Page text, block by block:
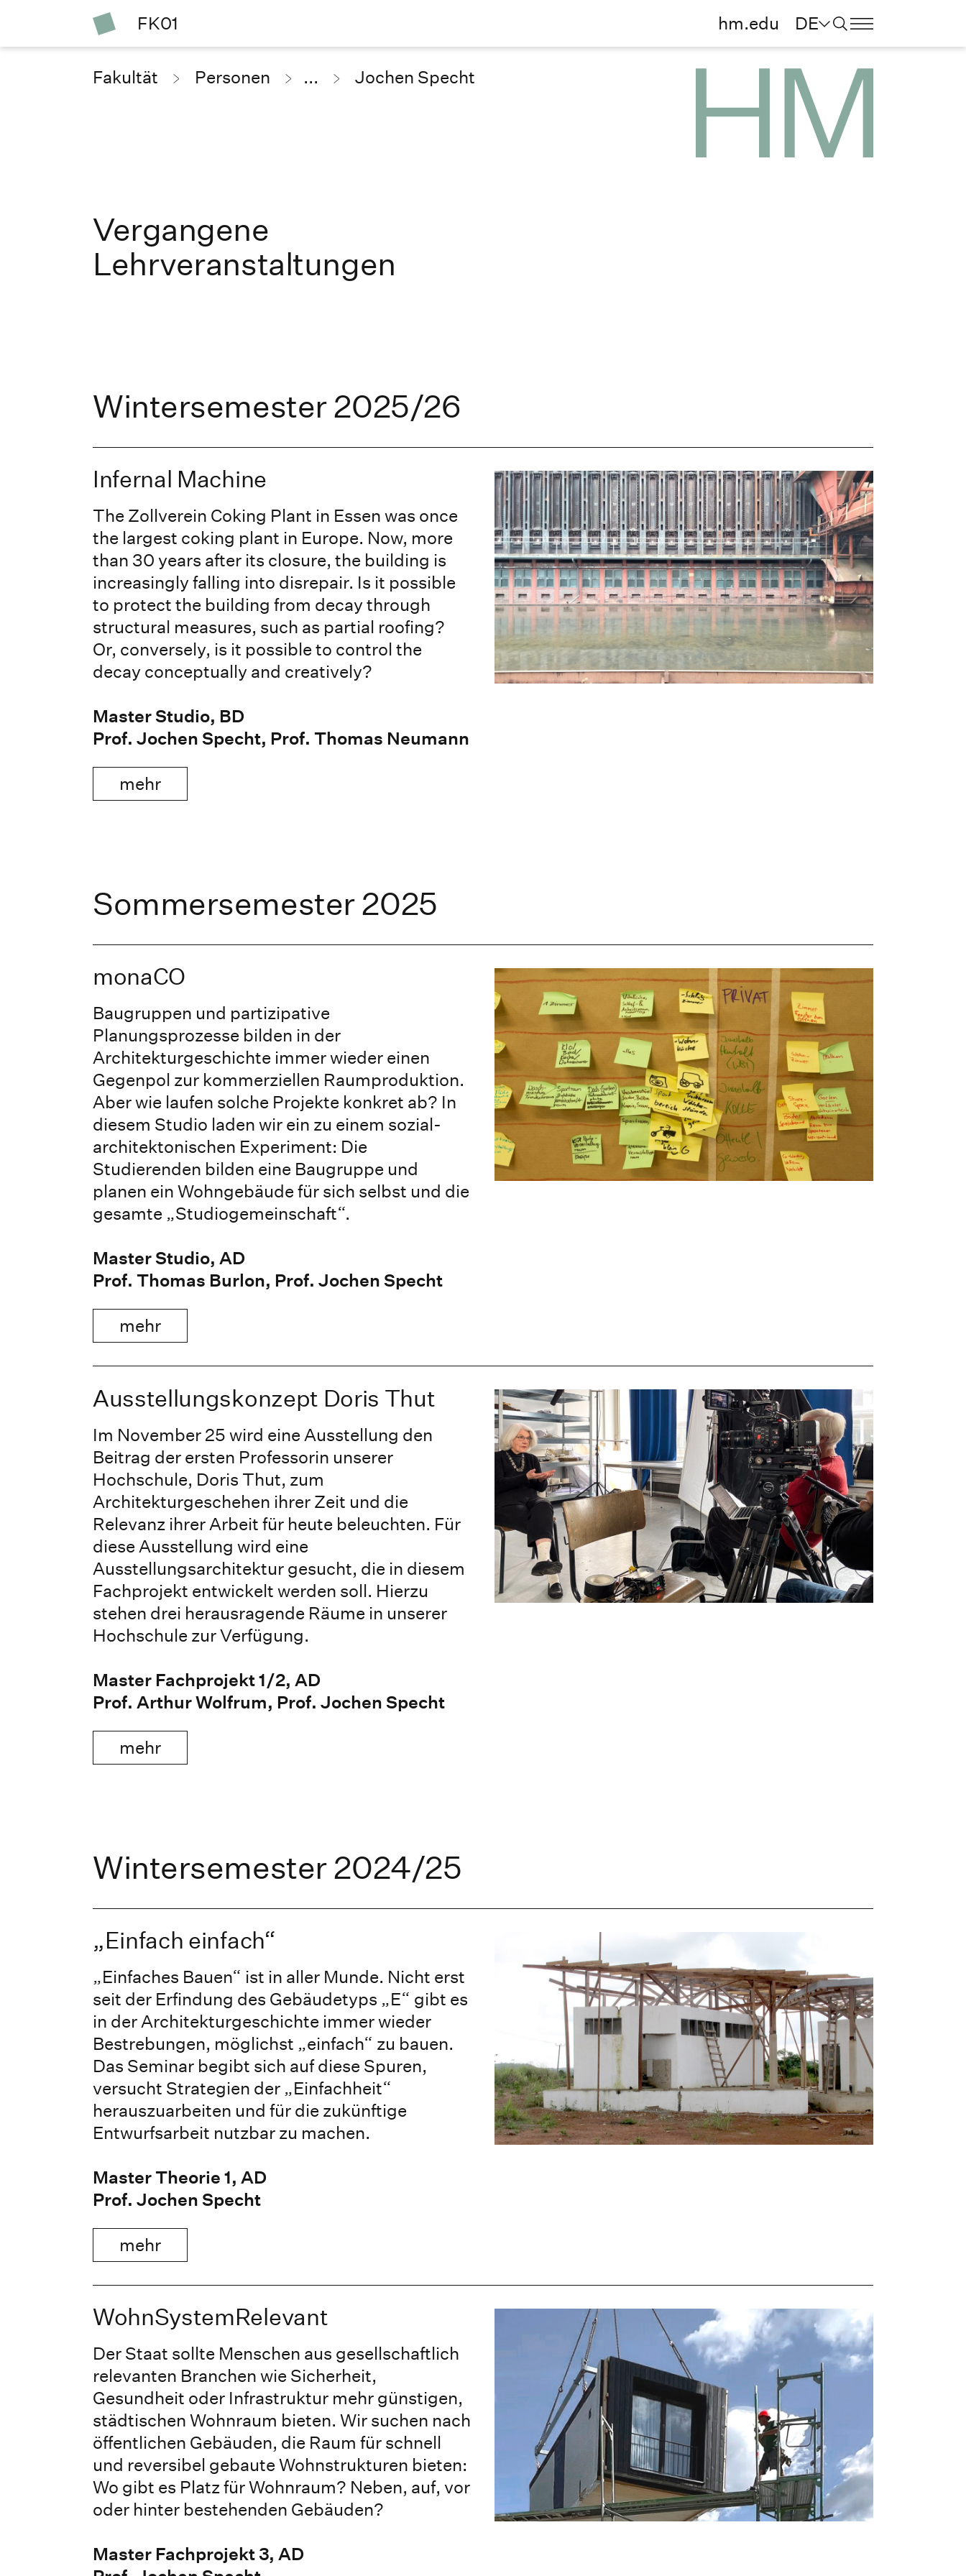
FK01 hm.edu DE
Fakultät Personen ... Jochen Specht
Vergangene
Lehrveranstaltungen
Wintersemester 2025/26
Infernal Machine
The Zollverein Coking Plant in Essen was once
the largest coking plant in Europe. Now, more
than 30 years after its closure, the building is
increasingly falling into disrepair. Is it possible
to protect the building from decay through
structural measures, such as partial roofing?
Or, conversely, is it possible to control the
decay conceptually and creatively?
Master Studio, BD
Prof. Jochen Specht, Prof. Thomas Neumann
mehr
Sommersemester 2025
monaCO
Baugruppen und partizipative
Planungsprozesse bilden in der
Architekturgeschichte immer wieder einen
Gegenpol zur kommerziellen Raumproduktion.
Aber wie laufen solche Projekte konkret ab? In
diesem Studio laden wir ein zu einem sozial-
architektonischen Experiment: Die
Studierenden bilden eine Baugruppe und
planen ein Wohngebäude für sich selbst und die
gesamte „Studiogemeinschaft“.
Master Studio, AD
Prof. Thomas Burlon, Prof. Jochen Specht
mehr
Ausstellungskonzept Doris Thut
Im November 25 wird eine Ausstellung den
Beitrag der ersten Professorin unserer
Hochschule, Doris Thut, zum
Architekturgeschehen ihrer Zeit und die
Relevanz ihrer Arbeit für heute beleuchten. Für
diese Ausstellung wird eine
Ausstellungsarchitektur gesucht, die in diesem
Fachprojekt entwickelt werden soll. Hierzu
stehen drei herausragende Räume in unserer
Hochschule zur Verfügung.
Master Fachprojekt 1/2, AD
Prof. Arthur Wolfrum, Prof. Jochen Specht
mehr
Wintersemester 2024/25
„Einfach einfach“
„Einfaches Bauen“ ist in aller Munde. Nicht erst
seit der Erfindung des Gebäudetyps „E“ gibt es
in der Architekturgeschichte immer wieder
Bestrebungen, möglichst „einfach“ zu bauen.
Das Seminar begibt sich auf diese Spuren,
versucht Strategien der „Einfachheit“
herauszuarbeiten und für die zukünftige
Entwurfsarbeit nutzbar zu machen.
Master Theorie 1, AD
Prof. Jochen Specht
mehr
WohnSystemRelevant
Der Staat sollte Menschen aus gesellschaftlich
relevanten Branchen wie Sicherheit,
Gesundheit oder Infrastruktur mehr günstigen,
städtischen Wohnraum bieten. Wir suchen nach
öffentlichen Gebäuden, die Raum für schnell
und reversibel gebaute Wohnstrukturen bieten:
Wo gibt es Platz für Wohnraum? Neben, auf, vor
oder hinter bestehenden Gebäuden?
Master Fachprojekt 3, AD